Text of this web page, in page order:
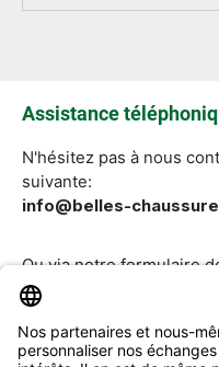
Assistance
N'hésitez pas à nous
suivante:
info@belles-
Ou via notreformulaire
Révoquer un